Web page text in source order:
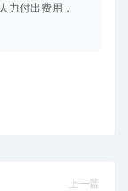
力付出费用，
上一篇